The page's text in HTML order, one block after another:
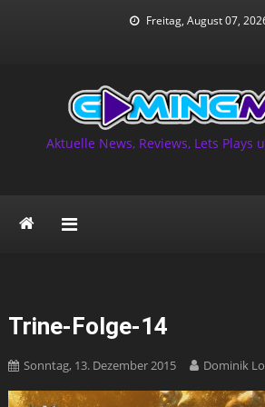
Freitag, August 07,
Aktuelle News, Reviews, Lets Plays
Trine-Folge-14
Sonntag, 13. Dezember 2015 Dominik